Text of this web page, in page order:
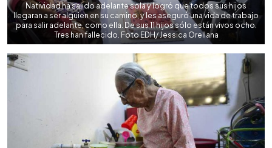
Natividad ha salido adelante sola y logró que todos sus hijos
llegaran a ser alguien en su camino, y les aseguró una vida de trabajo
para salir adelante, como ella. De sus 11 hijos sólo están vivos ocho.
Tres han fallecido. Foto EDH/ Jessica Orellana